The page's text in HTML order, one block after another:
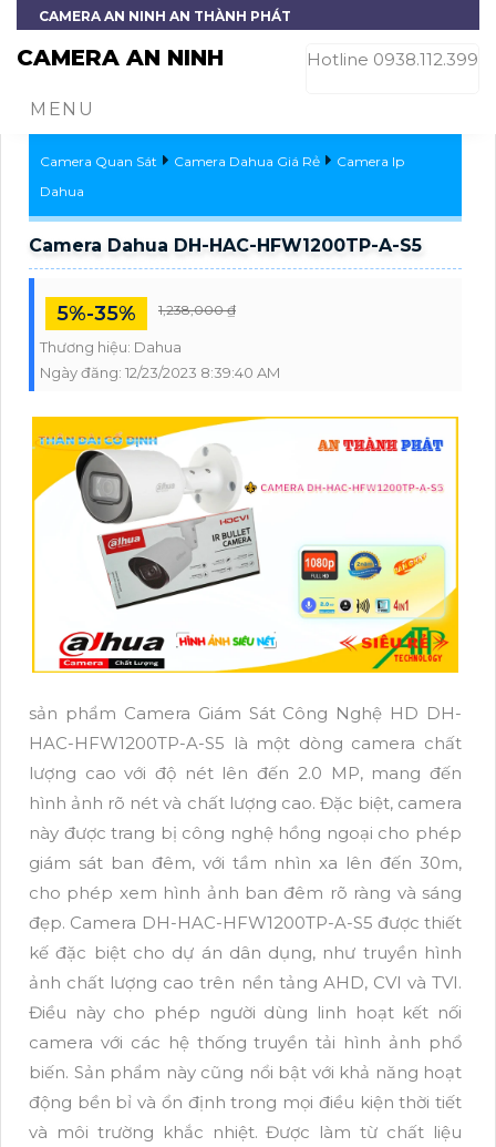
CAMERA AN NINH AN THÀNH PHÁT
CAMERA AN NINH Hotline 0938.112.399
MENU
Camera Quan Sát Camera Dahua Giá Rẻ
Camera Ip
Dahua
Camera Dahua DH-HAC-HFW1200TP-A-S5
5%-35% 1,238,000 ₫
Thương hiệu: Dahua
Ngày đăng: 12/23/2023 8:39:40 AM
sản phẩm Camera Giám Sát Công Nghệ HD DH-
HAC-HFW1200TP-A-S5 là một dòng camera chất
lượng cao với độ nét lên đến 2.0 MP, mang đến
hình ảnh rõ nét và chất lượng cao. Đặc biệt, camera
này được trang bị công nghệ hồng ngoại cho phép
giám sát ban đêm, với tầm nhìn xa lên đến 30m,
cho phép xem hình ảnh ban đêm rõ ràng và sáng
đẹp. Camera DH-HAC-HFW1200TP-A-S5 được thiết
kế đặc biệt cho dự án dân dụng, như truyền hình
ảnh chất lượng cao trên nền tảng AHD, CVI và TVI.
Điều này cho phép người dùng linh hoạt kết nối
camera với các hệ thống truyền tải hình ảnh phổ
biến. Sản phẩm này cũng nổi bật với khả năng hoạt
động bền bỉ và ổn định trong mọi điều kiện thời tiết
và môi trường khắc nhiệt. Được làm từ chất liệu